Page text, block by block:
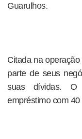
Guarulhos.
Citada na
parte de seus
suas dívidas.
empréstimo com